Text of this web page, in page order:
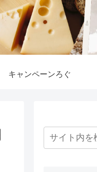
キャンペーンろぐ